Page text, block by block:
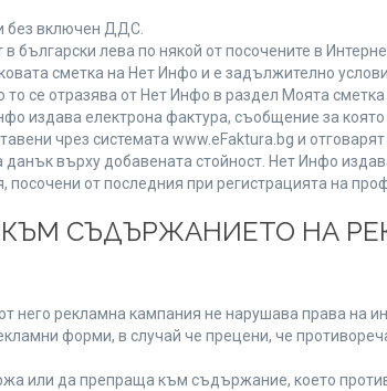
без включен ДДС.
лева по някой от посочените в
сметка на Нет Инфо и е задължително
се отразява от Нет Инфо в раздел Моята
издава електрона фактура, съобщение за
чрез системата www.eFaktura.bg и
данък върху добавената стойност. Нет Инфо
от последния при регистрацията на
КЪМ СЪДЪРЖАНИЕТО НА
него рекламна кампания не нарушава права на
форми, в случай че прецени, че
или да препраща към съдържание, което